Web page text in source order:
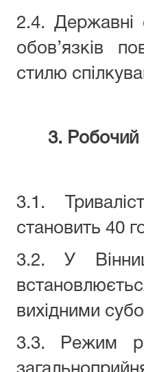
2.4. Державні
обов’язків
стилю
3. Робочий
3.1.
становить 40
3.2. У
вихідними
3.3. Режим